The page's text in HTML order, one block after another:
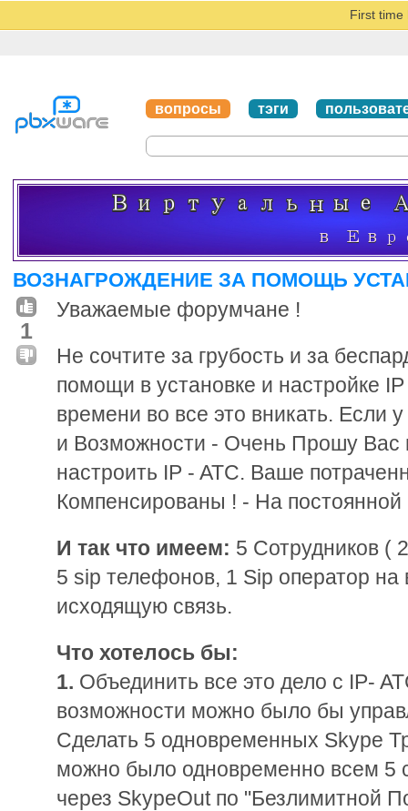
First time
вопросы тэги
ВОЗНАГРОЖДЕНИЕ ЗА ПОМОЩЬ
1
Уважаемые форумчане !
Не сочтите за грубость и за
помощи в установке и настройке
времени во все это вникать. Если
и Возможности - Очень Прошу Вас
настроить IP - ATC. Ваше
Компенсированы ! - На
И так что имеем: 5 Сотрудников (
5 sip телефонов, 1 Sip оператор
исходящую связь.
Что хотелось бы:
1. Объединить все это дело с IP-
возможности можно было бы
Cделать 5 одновременных Skype
можно было одновременно всем 5
через SkypeOut по "Безлимитной